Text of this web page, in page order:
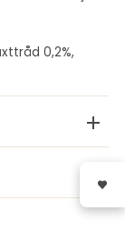
0,2%,